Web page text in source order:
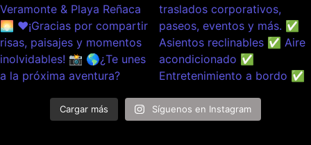
Cargar más Síguenos en Instagram